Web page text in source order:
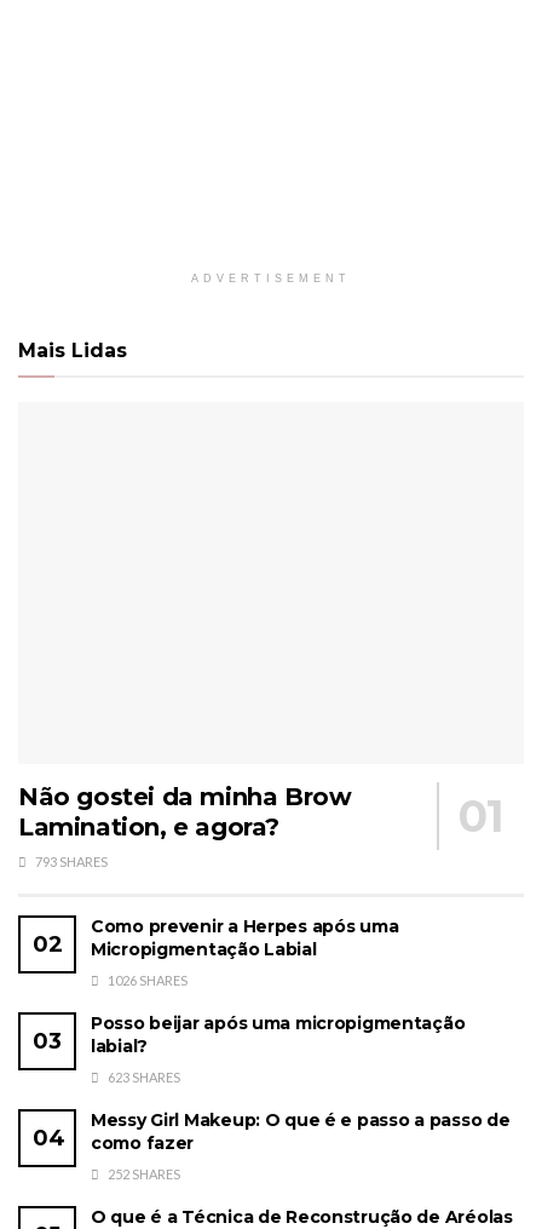
ADVERTISEMENT
Mais Lidas
Não gostei da minha Brow
Lamination, e agora?
793 SHARES
Como prevenir a Herpes após uma
Micropigmentação Labial
1026 SHARES
Posso beijar após uma micropigmentação
labial?
623 SHARES
Messy Girl Makeup: O que é e passo a passo de
como fazer
252 SHARES
O que é a Técnica de Reconstrução de Aréolas